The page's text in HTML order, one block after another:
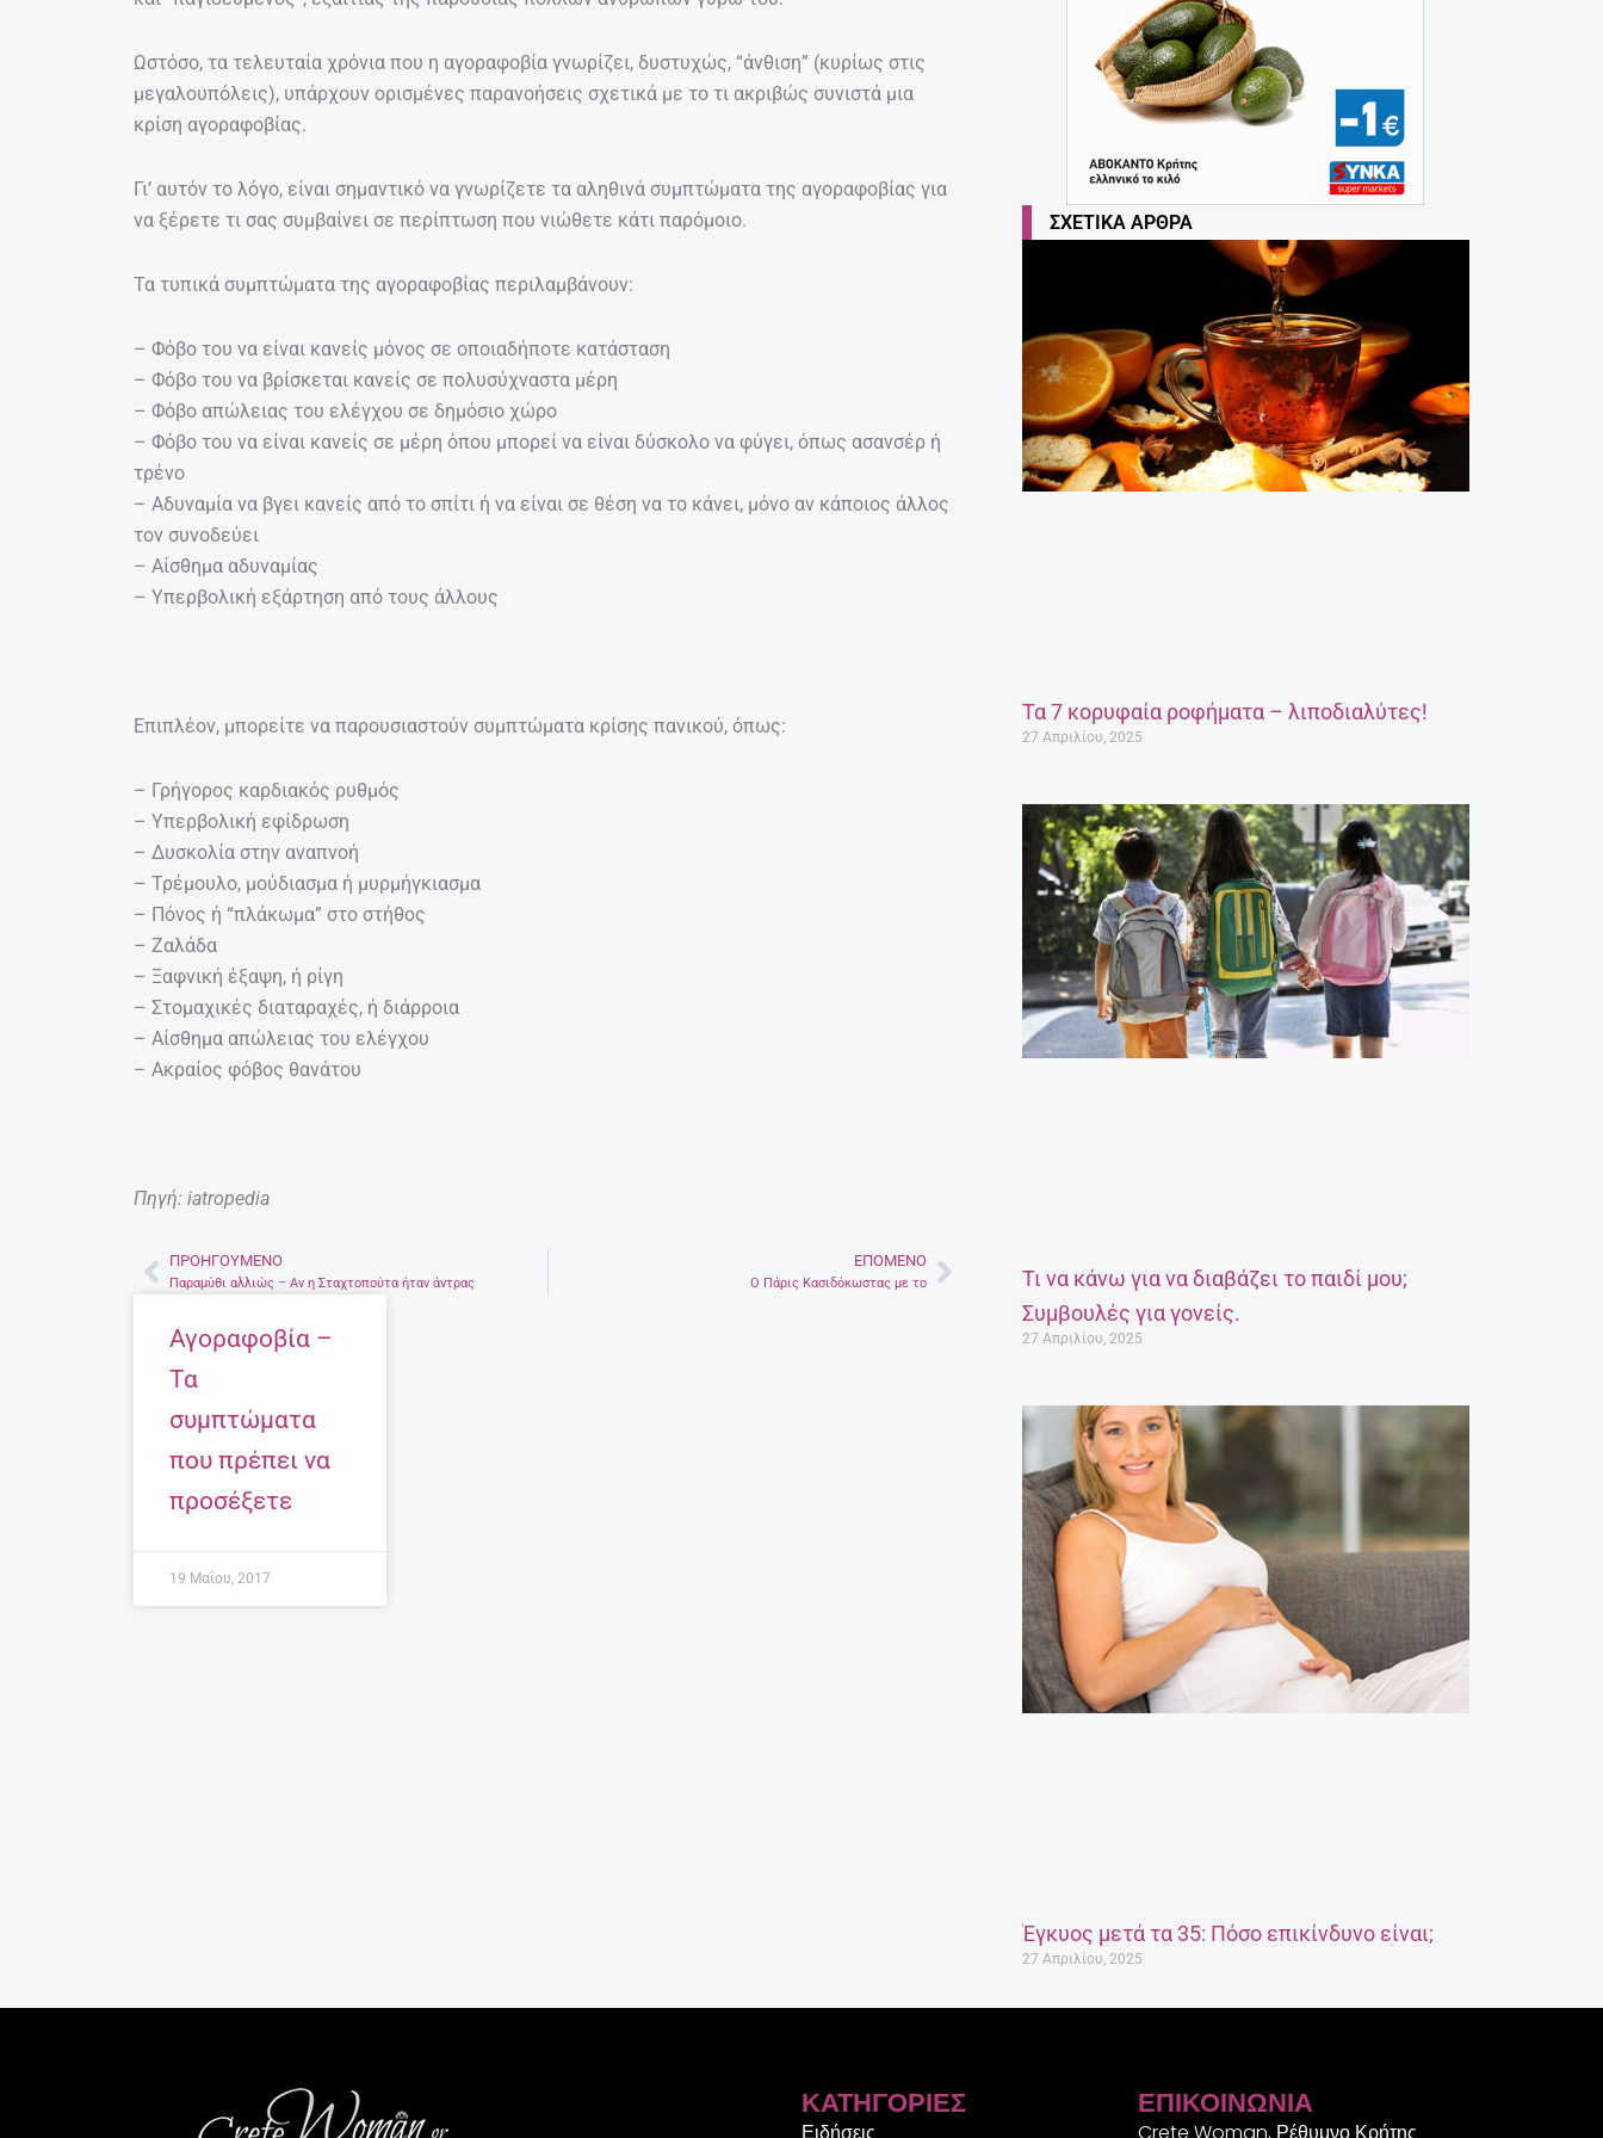
Ωστόσο, τα τελευταία χρόνια που η αγοραφοβία γνωρίζει, δυστυχώς, “άνθιση” (κυρίως στις
μεγαλουπόλεις), υπάρχουν ορισμένες παρανοήσεις σχετικά με το τι ακριβώς συνιστά μια
κρίση αγοραφοβίας.
Γι’ αυτόν το λόγο, είναι σημαντικό να γνωρίζετε τα αληθινά συμπτώματα της αγοραφοβίας για
να ξέρετε τι σας συμβαίνει σε περίπτωση που νιώθετε κάτι παρόμοιο.
Τα τυπικά συμπτώματα της αγοραφοβίας περιλαμβάνουν:
– Φόβο του να είναι κανείς μόνος σε οποιαδήποτε κατάσταση
– Φόβο του να βρίσκεται κανείς σε πολυσύχναστα μέρη
– Φόβο απώλειας του ελέγχου σε δημόσιο χώρο
– Φόβο του να είναι κανείς σε μέρη όπου μπορεί να είναι δύσκολο να φύγει, όπως ασανσέρ ή
τρένο
– Αδυναμία να βγει κανείς από το σπίτι ή να είναι σε θέση να το κάνει, μόνο αν κάποιος άλλος
τον συνοδεύει
– Αίσθημα αδυναμίας
– Υπερβολική εξάρτηση από τους άλλους
Επιπλέον, μπορείτε να παρουσιαστούν συμπτώματα κρίσης πανικού, όπως:
– Γρήγορος καρδιακός ρυθμός
– Υπερβολική εφίδρωση
– Δυσκολία στην αναπνοή
– Τρέμουλο, μούδιασμα ή μυρμήγκιασμα
– Πόνος ή “πλάκωμα” στο στήθος
– Ζαλάδα
– Ξαφνική έξαψη, ή ρίγη
– Στομαχικές διαταραχές, ή διάρροια
– Αίσθημα απώλειας του ελέγχου
– Ακραίος φόβος θανάτου
Πηγή: iatropedia
Prev
ΠΡΟΗΓΟΎΜΕΝΟ
Παραμύθι αλλιώς – Αν η Σταχτοπούτα ήταν άντρας
ΕΠΌΜΕΝΟ
Ο Πάρις Κασιδόκωστας με τοNext
Αγοραφοβία –
Τα
συμπτώματα
που πρέπει να
προσέξετε
19 Μαΐου, 2017
ΣΧΕΤΙΚΆ ΆΡΘΡΑ
Τα 7 κορυφαία ροφήματα – λιποδιαλύτες!
27 Απριλίου, 2025
Τι να κάνω για να διαβάζει το παιδί μου;
Συμβουλές για γονείς.
27 Απριλίου, 2025
Έγκυος μετά τα 35: Πόσο επικίνδυνο είναι;
27 Απριλίου, 2025
ΚΑΤΗΓΟΡΊΕΣ ΕΠΙΚΟΙΝΩΝΊΑ